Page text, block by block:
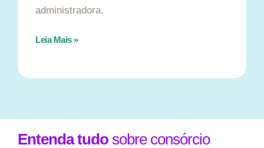
administradora.
Leia Mais »
Entenda tudo sobre consórcio